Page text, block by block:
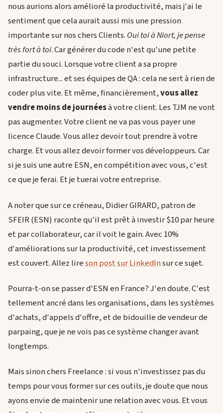
nous aurions alors amélioré la productivité, mais j'ai le
sentiment que cela aurait aussi mis une pression
importante sur nos chers Clients. Oui toi à Niort, je pense
très fort à toi. Car générer du code n'est qu'une petite
partie du souci. Lorsque votre client a sa propre
infrastructure... et ses équipes de QA : cela ne sert à rien de
coder plus vite. Et même, financièrement,vous allez
vendre moins de journéesà votre client. Les TJM ne vont
pas augmenter. Votre client ne va pas vous payer une
licence Claude. Vous allez devoir tout prendre à votre
charge. Et vous allez devoir former vos développeurs. Car
si je suis une autre ESN, en compétition avec vous, c'est
ce que je ferai. Et je tuerai votre entreprise.
A noter que sur ce créneau, Didier GIRARD, patron de
SFEIR (ESN) raconte qu'il est prêt à investir $10 par heure
et par collaborateur, car il voit le gain. Avec 10%
d'améliorations sur la productivité, cet investissement
est couvert. Allez lireson post sur LinkedInsur ce sujet.
Pourra-t-on se passer d'ESN en France? J'en doute. C'est
tellement ancré dans les organisations, dans les systèmes
d'achats, d'appels d'offre, et de bidouille de vendeur de
parpaing, que je ne vois pas ce système changer avant
longtemps.
Mais sinon chers Freelance : si vous n'investissez pas du
temps pour vous former sur ces outils, je doute que nous
ayons envie de maintenir une relation avec vous. Et vous